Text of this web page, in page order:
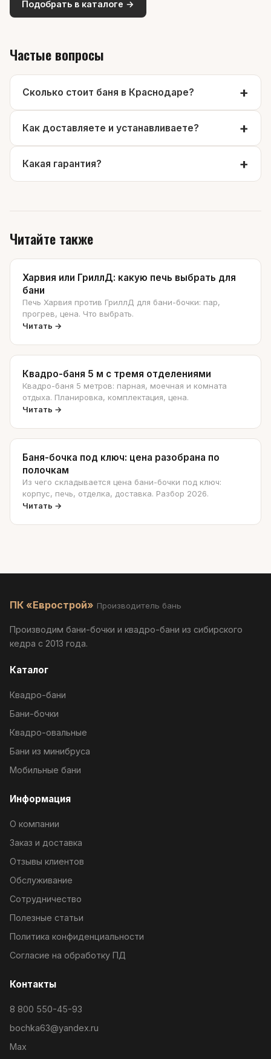
Подобрать в каталоге →
Частые вопросы
Сколько стоит баня в Краснодаре?
Как доставляете и устанавливаете?
Какая гарантия?
Читайте также
Харвия или ГриллД: какую печь выбрать для
бани
Печь Харвия против ГриллД для бани-бочки: пар,
прогрев, цена. Что выбрать.
Читать →
Квадро-баня 5 м с тремя отделениями
Квадро-баня 5 метров: парная, моечная и комната
отдыха. Планировка, комплектация, цена.
Читать →
Баня-бочка под ключ: цена разобрана по
полочкам
Из чего складывается цена бани-бочки под ключ:
корпус, печь, отделка, доставка. Разбор 2026.
Читать →
ПК «Еврострой» Производитель бань
Производим бани-бочки и квадро-бани из сибирского
кедра с 2013 года.
Каталог
Квадро-бани
Бани-бочки
Квадро-овальные
Бани из минибруса
Мобильные бани
Информация
О компании
Заказ и доставка
Отзывы клиентов
Обслуживание
Сотрудничество
Полезные статьи
Политика конфиденциальности
Согласие на обработку ПД
Контакты
8 800 550-45-93
bochka63@yandex.ru
Max